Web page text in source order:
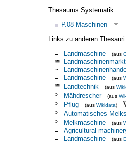
Thesaurus Systematik
P.08 Maschinen
Links zu anderen
=
Landmaschine (aus
≅ Landmaschinenmarkt
~
= Landmaschine (aus
≅ Landtechnik (aus
> Mähdrescher (aus
> Pflug (aus Wikidata)
> Automatisches
> Melkmaschine (aus
= Agricultural
= Landmaschine (aus